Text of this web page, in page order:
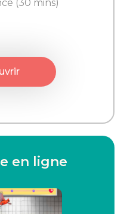
(30 mins)
en ligne